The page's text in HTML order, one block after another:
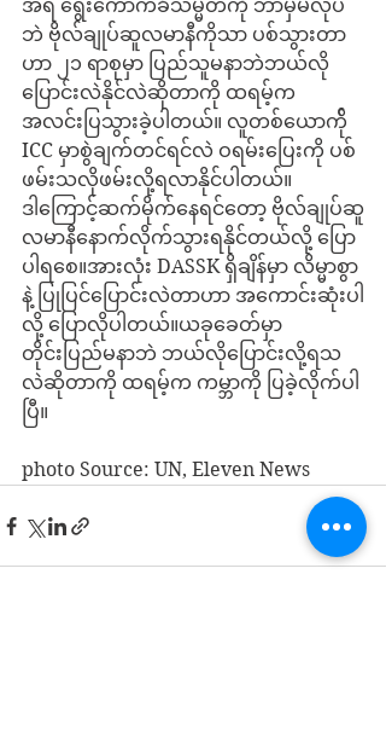
အရ ရွေးကောက်ခံသမ္မတကို ဘာမှမလုပ်
ဘဲ ဗိုလ်ချုပ်ဆူလမာနီကိုသာ ပစ်သွားတာ
ဟာ ၂၁ ရာစုမှာ ပြည်သူမနာဘဲဘယ်လို
ပြောင်းလဲနိုင်လဲဆိုတာကို ထရမ့်က
အလင်းပြသွားခဲ့ပါတယ်။ လူတစ်ယောက်ို
ICC မှာစွဲချက်တင်ရင်လဲ ဝရမ်းပြေးကို ပစ်
ဖမ်းသလိုဖမ်းလို့ရလာနိုင်ပါတယ်။
ဒါကြောင့်ဆက်မိုက်နေရင်တော့ ဗိုလ်ချုပ်ဆူ
လမာနီနောက်လိုက်သွားရနိုင်တယ်လို့ ပြော
ပါရစေ။အားလုံး DASSK ရှိချိန်မှာ လိမ္မာစွာ
နဲ့ ပြုပြင်ပြောင်းလဲတာဟာ အကောင်းဆုံးပါ
လို့ ပြောလိုပါတယ်။ယခုခေတ်မှာ
တိုင်းပြည်မနာဘဲ ဘယ်လိုပြောင်းလို့ရသ
လဲဆိုတာကို ထရမ့်က ကမ္ဘာကို ပြခဲ့လိုက်ပါ
ပြီ။
photo Source: UN, Eleven News